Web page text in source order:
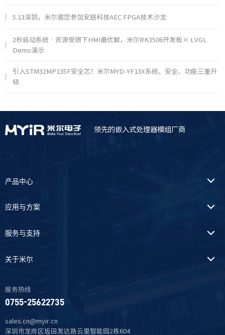
5.13深圳，米尔邀您参加安路科技AEC FPGA技术沙龙
2秒启动系统 · 资源受限下HMI最优解，米尔RK3506开发板× LVGL
Demo演示
引入STM32MP135F安全芯！米尔MYD-YF13X系统、安全、功能三重升
级
领先的嵌入式处理器模组厂商
产品中心
应用与方案
服务与支持
关于米尔
服务热线
0755-25622735
sales.cn@myir.cn
深圳市龙岗区坂田发达路云里智能园2栋604